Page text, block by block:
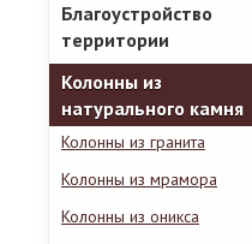
Благоустройство
территории
Колонны из
натурального камня
Колонны из гранита
Колонны из мрамора
Колонны из оникса